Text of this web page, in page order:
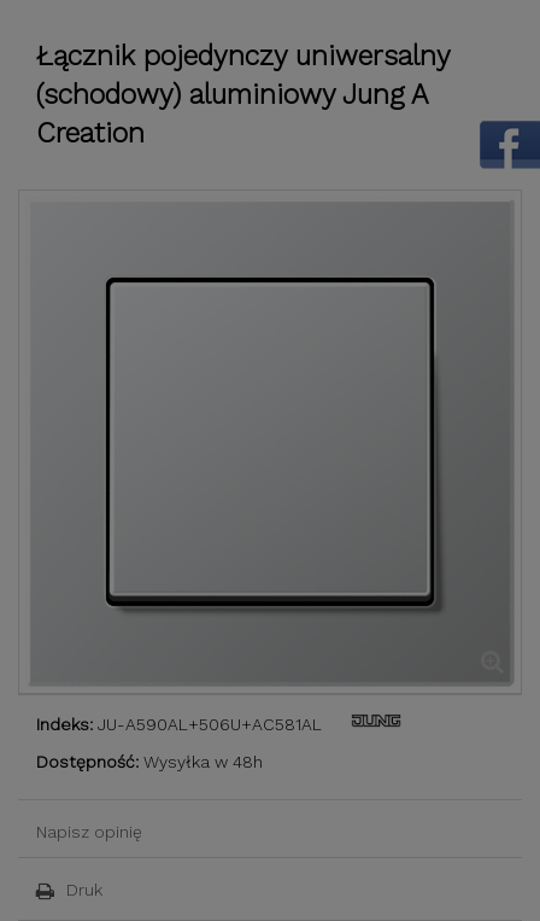
Łącznik pojedynczy uniwersalny
(schodowy) aluminiowy Jung A
Creation
Indeks: JU-A590AL+506U+AC581AL
Dostępność: Wysyłka w 48h
Napisz opinię
Druk